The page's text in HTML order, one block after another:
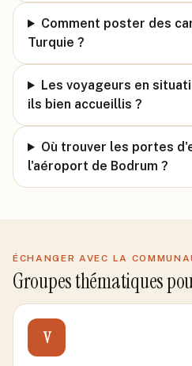
Comment poster des
Turquie ?
Les voyageurs en
ils bien accueillis ?
Où trouver les portes
l'aéroport de Bodrum ?
ÉCHANGER AVEC LA
Groupes thématiques
V